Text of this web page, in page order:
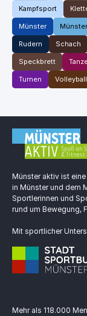
Kampfsport
Münster
Rudern Schach
Speckbrett
Turnen Volleyball
Münster aktiv ist
in Münster und dem
Sportlerinnen und
rund um Bewegung,
Mit sportlicher
Mehr als 118.000